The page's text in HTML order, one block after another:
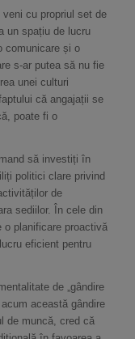
cu propriul set de
un spațiu de lucru
comunicare și o
s-ar putea să nu fie
unei culturi
că angajații se
poate fi o
să investiți în
politici clare privind
de
sediilor. În cele din
o planificare proactivă
eficient pentru
de „gândire
această gândire
de muncă, cred că